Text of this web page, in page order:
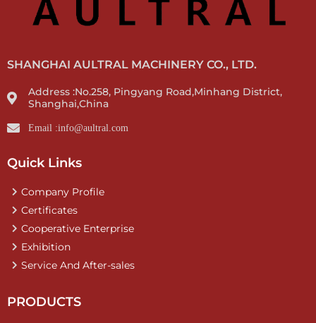
SHANGHAI AULTRAL MACHINERY CO., LTD.
Address :No.258, Pingyang Road,Minhang District,
Shanghai,China
Email :info@aultral.com
Quick Links
Company Profile
Certificates
Cooperative Enterprise
Exhibition
Service And After-sales
PRODUCTS